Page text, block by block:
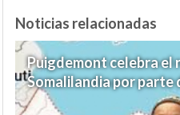
Noticias relacionadas
Puigdemont celebra el
Somalilandia por parte